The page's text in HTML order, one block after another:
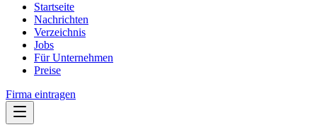
Startseite
Nachrichten
Verzeichnis
Jobs
Für Unternehmen
Preise
Firma eintragen